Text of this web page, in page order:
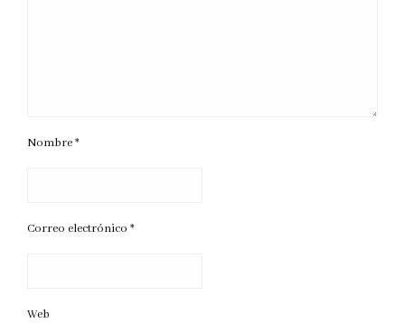
Nombre*
Correo electrónico *
Web